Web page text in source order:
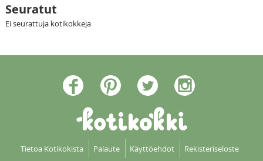
Seuratut
Ei seurattuja kotikokkeja
Tietoa Kotikokista Palaute Käyttöehdot
Rekisteriseloste